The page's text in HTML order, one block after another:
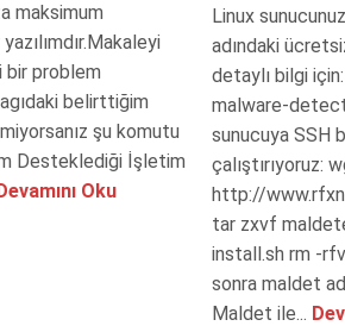
maksimum
bir problem
belirttiğim
şu komutu
Desteklediği İşletim
Oku
Linux
adındaki
detaylı bilgi
malware-
sunucuya SSH
çalıştırıyoruz:
http://
tar zxvf
install.sh rm -
sonra maldet
Maldet ile...